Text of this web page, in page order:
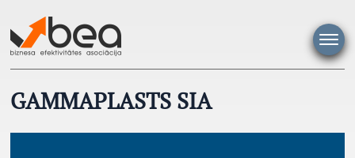
saturu
GAMMAPLASTS SIA